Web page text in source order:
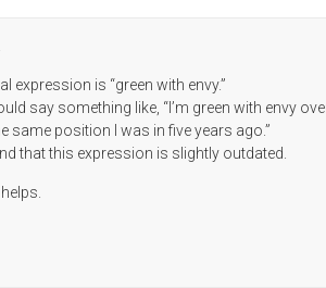
expression is “green with envy.”
say something like, “I’m green with envy
same position I was in five years ago.”
that this expression is slightly outdated.